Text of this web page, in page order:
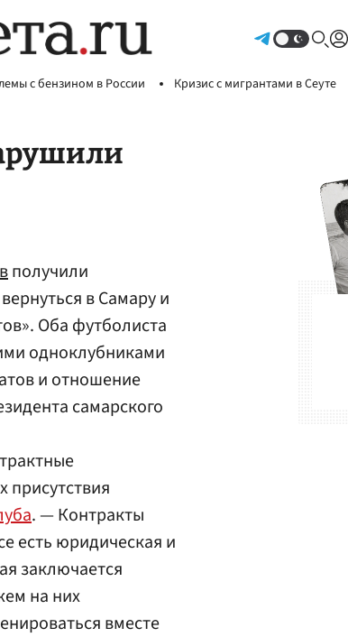
с бензином в России Кризис с мигрантами в Сеуте
получили
в Самару и
Оба футболиста
одноклубниками
и отношение
самарского
присутствия
. — Контракты
есть юридическая и
заключается
на них
вместе